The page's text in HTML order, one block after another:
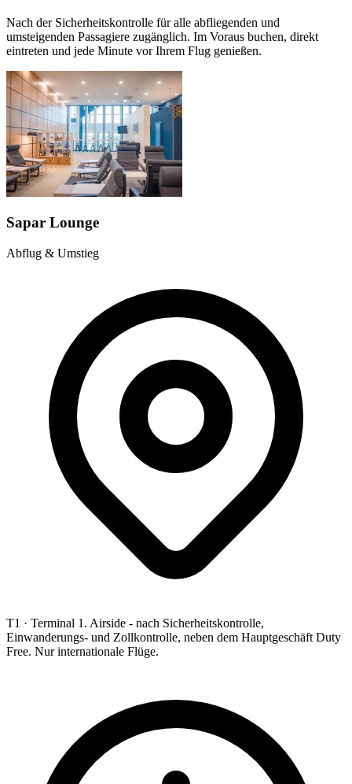
Nach der Sicherheitskontrolle für alle abfliegenden und
umsteigenden Passagiere zugänglich. Im Voraus buchen, direkt
eintreten und jede Minute vor Ihrem Flug genießen.
Sapar Lounge
Abflug & Umstieg
T1 · Terminal 1. Airside - nach Sicherheitskontrolle,
Einwanderungs- und Zollkontrolle, neben dem Hauptgeschäft Duty
Free. Nur internationale Flüge.